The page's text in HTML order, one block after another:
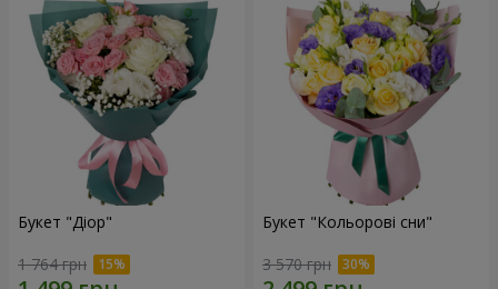
Букет "Діор"
1 764 грн
Букет "Кольорові сни"
3 570 грн